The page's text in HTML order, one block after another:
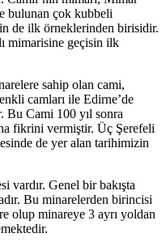
bulunan çok kubbeli
de ilk örneklerinden birisidir.
mimarisine geçisin ilk
sahip olan cami,
camları ile Edirne’de
Bu Cami 100 yıl sonra
fikrini vermiştir. Üç Şerefeli
de yer alan tarihimizin
vardır. Genel bir bakışta
Bu minarelerden birincisi
olup minareye 3 ayrı yoldan